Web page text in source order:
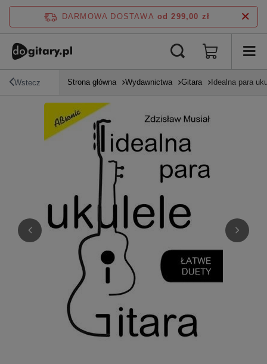
DARMOWA DOSTAWA od 299,00 zł
Wstecz Strona główna Wydawnictwa Gitara Idealna para